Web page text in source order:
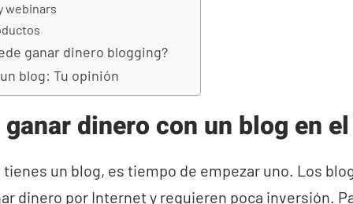
webinars
ganar dinero blogging?
blog: Tu opinión
dinero con un blog en
tienes un blog, es tiempo de empezar uno. Los
dinero por Internet y requieren poca inversión.